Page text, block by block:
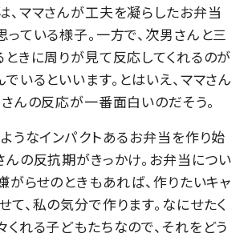
、ママさんが工夫を凝らしたお弁当
ている様子。一方で、次男さんと三
ときに周りが見て反応してくれるのが
いるといいます。とはいえ、ママさん
さんの反応が一番面白いのだそう。
うなインパクトあるお弁当を作り始
んの反抗期がきっかけ。お弁当につい
がらせのときもあれば、作りたいキャ
、私の気分で作ります。なにせたく
くれる子どもたちなので、それをどう